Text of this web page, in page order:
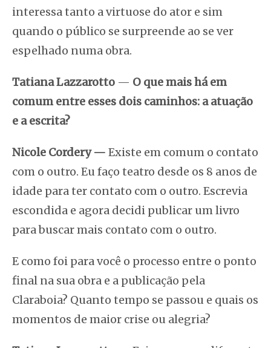
interessa tanto a virtuose do ator e sim
quando o público se surpreende ao se ver
espelhado numa obra.
Tatiana Lazzarotto — O que mais há em
comum entre esses dois caminhos: a atuação
e a escrita?
Nicole Cordery— Existe em comum o contato
com o outro. Eu faço teatro desde os 8 anos de
idade para ter contato com o outro. Escrevia
escondida e agora decidi publicar um livro
para buscar mais contato com o outro.
E como foi para você o processo entre o ponto
final na sua obra e a publicação pela
Claraboia? Quanto tempo se passou e quais os
momentos de maior crise ou alegria?